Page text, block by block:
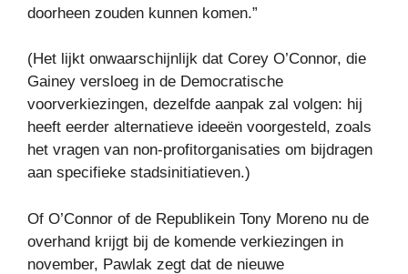
doorheen zouden kunnen komen.”
(Het lijkt onwaarschijnlijk dat Corey O’Connor, die
Gainey versloeg in de Democratische
voorverkiezingen, dezelfde aanpak zal volgen: hij
heeft eerder alternatieve ideeën voorgesteld, zoals
het vragen van non-profitorganisaties om bijdragen
aan specifieke stadsinitiatieven.)
Of O’Connor of de Republikein Tony Moreno nu de
overhand krijgt bij de komende verkiezingen in
november, Pawlak zegt dat de nieuwe